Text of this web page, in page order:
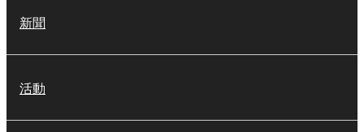
新聞
活動